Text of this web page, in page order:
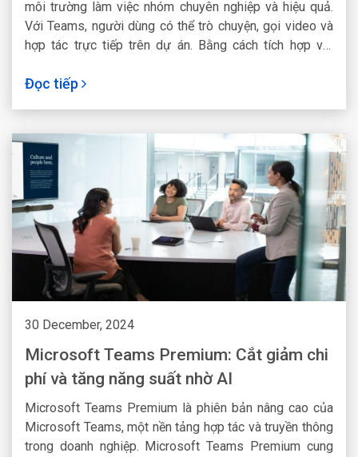
môi trường làm việc nhóm chuyên nghiệp và hiệu quả.
Với Teams, người dùng có thể trò chuyện, gọi video và
hợp tác trực tiếp trên dự án. Bằng cách tích hợp với
chia sẻ trực tiếp trong Teams. Từ đó tăng tính nhất
Đọc tiếp
30 December, 2024
Microsoft Teams Premium: Cắt giảm chi
phí và tăng năng suất nhờ AI
Microsoft Teams Premium là phiên bản nâng cao của
Microsoft Teams, một nền tảng hợp tác và truyền thông
trong doanh nghiệp. Microsoft Teams Premium cung